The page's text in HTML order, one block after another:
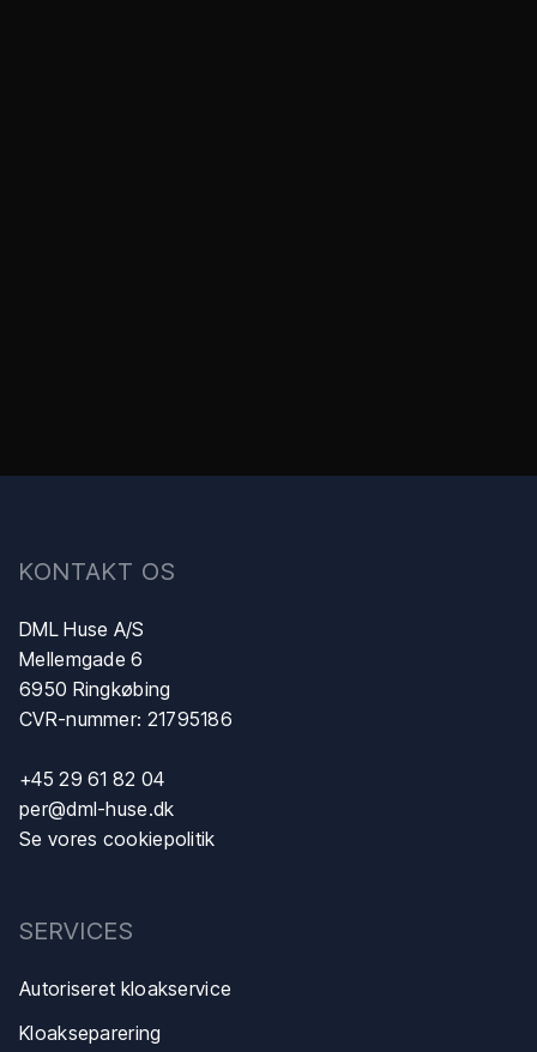
​KONTAKT OS
DML Huse A/S
Mellemgade 6
6950 Ringkøbing
CVR-nummer: 21795186
+45 29 61 82 04
per@dml-huse.dk
Se vores cookiepolitik
SERVICES
Autoriseret kloakservice
Kloakse​parering